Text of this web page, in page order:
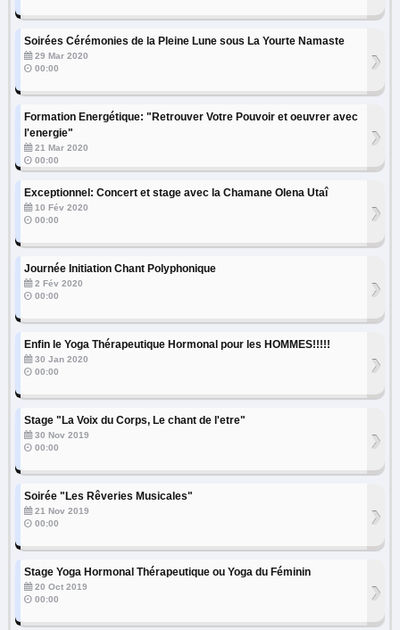
Soirées Cérémonies de la Pleine Lune sous La Yourte Namaste
29 Mar 2020
00:00
›
Formation Energétique: "Retrouver Votre Pouvoir et oeuvrer avec
l'energie"
21 Mar 2020
00:00
›
Exceptionnel: Concert et stage avec la Chamane Olena Utaî
10 Fév 2020
00:00
›
Journée Initiation Chant Polyphonique
2 Fév 2020
00:00
›
Enfin le Yoga Thérapeutique Hormonal pour les HOMMES!!!!!
30 Jan 2020
00:00
›
Stage "La Voix du Corps, Le chant de l'etre"
30 Nov 2019
00:00
›
Soirée "Les Rêveries Musicales"
21 Nov 2019
00:00
›
Stage Yoga Hormonal Thérapeutique ou Yoga du Féminin
20 Oct 2019
00:00
›